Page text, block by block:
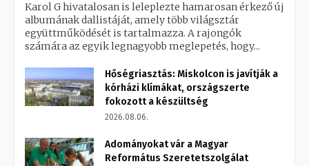
Karol G hivatalosan is leleplezte hamarosan érkező új
albumának dallistáját, amely több világsztár
együttműködését is tartalmazza. A rajongók
számára az egyik legnagyobb meglepetés, hogy...
Hőségriasztás: Miskolcon is javítják a
kórházi klímákat, országszerte
fokozott a készültség
2026.08.06.
Adományokat vár a Magyar
Református Szeretetszolgálat